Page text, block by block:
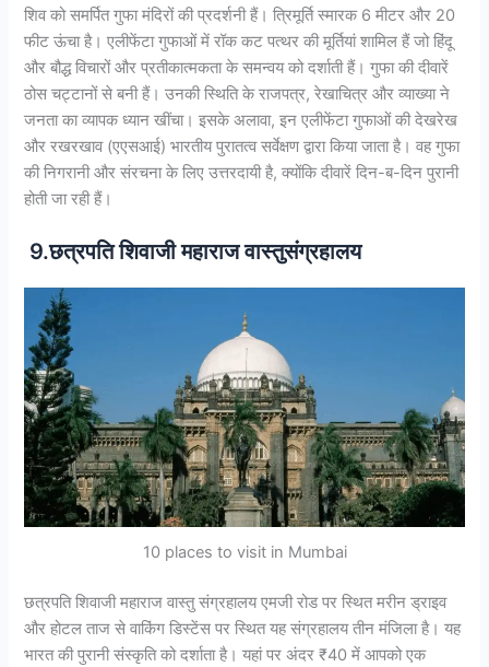
शिव को समर्पित गुफा मंदिरों की प्रदर्शनी हैं। त्रिमूर्ति स्मारक 6 मीटर और 20
फीट ऊंचा है। एलीफेंटा गुफाओं में रॉक कट पत्थर की मूर्तियां शामिल हैं जो हिंदू
और बौद्ध विचारों और प्रतीकात्मकता के समन्वय को दर्शाती हैं। गुफा की दीवारें
ठोस चट्टानों से बनी हैं। उनकी स्थिति के राजपत्र, रेखाचित्र और व्याख्या ने
जनता का व्यापक ध्यान खींचा। इसके अलावा, इन एलीफेंटा गुफाओं की देखरेख
और रखरखाव (एएसआई) भारतीय पुरातत्व सर्वेक्षण द्वारा किया जाता है। वह गुफा
की निगरानी और संरचना के लिए उत्तरदायी है, क्योंकि दीवारें दिन-ब-दिन पुरानी
होती जा रही हैं।
9.छत्रपति शिवाजी महाराज वास्तुसंग्रहालय
10 places to visit in Mumbai
छत्रपति शिवाजी महाराज वास्तु संग्रहालय एमजी रोड पर स्थित मरीन ड्राइव
और होटल ताज से वाकिंग डिस्टेंस पर स्थित यह संग्रहालय तीन मंजिला है। यह
भारत की पुरानी संस्कृति को दर्शाता है। यहां पर अंदर ₹40 में आपको एक